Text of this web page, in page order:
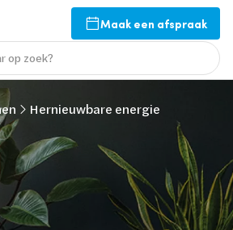
Maak een afspraak
op zoek?
Hernieuwbare energie